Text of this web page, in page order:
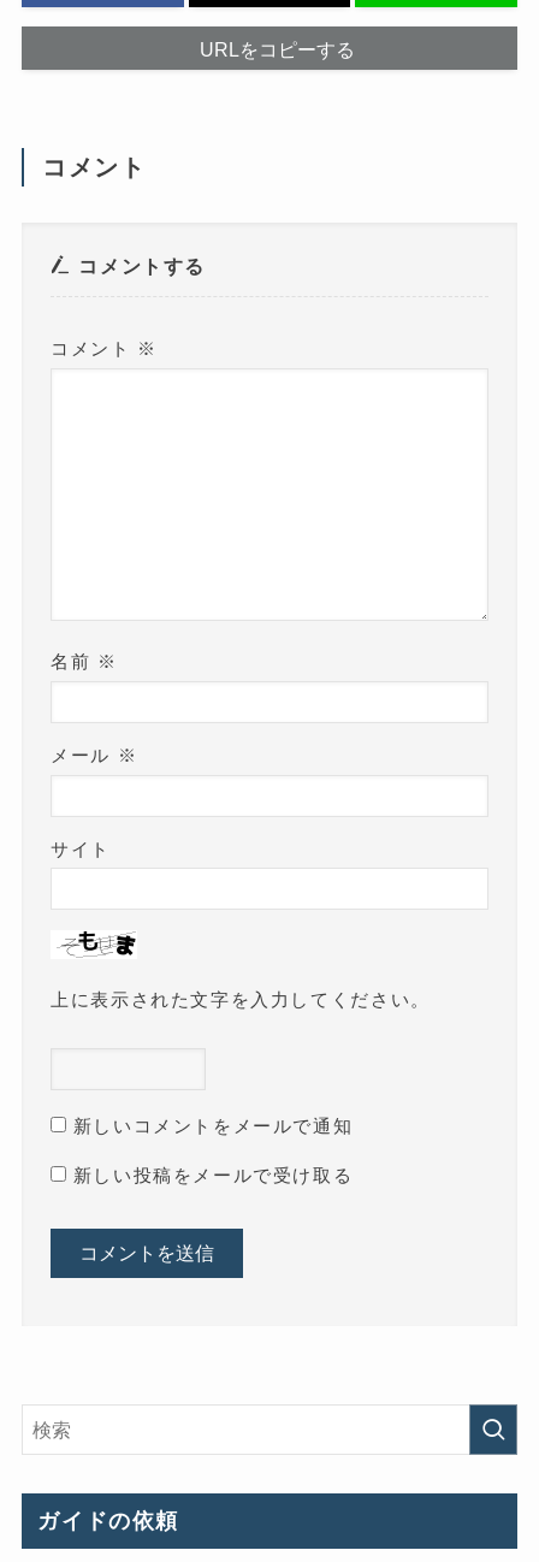
新
し
ィ
き
URLをコピーする
コメント
コメントする
コメント ※
名前 ※
メール ※
サイト
上に表示された文字を入力してください。
新しいコメントをメールで通知
新しい投稿をメールで受け取る
ガイドの依頼